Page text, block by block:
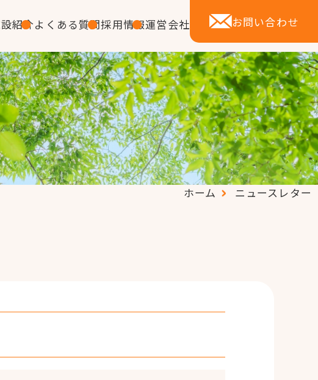
紹介よくある質問採用情報運営会社 お問い合わせ
ホーム ニュースレター